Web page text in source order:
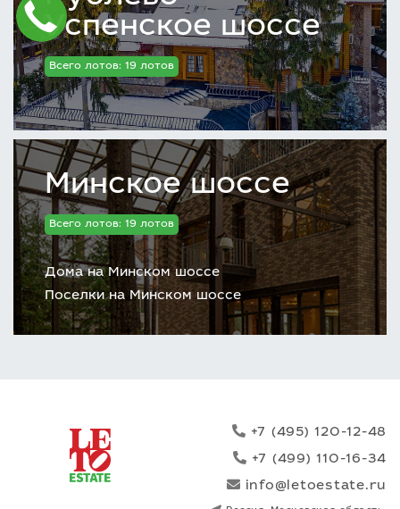
Успенское шоссе
Всего лотов: 19 лотов
Минское шоссе
Всего лотов: 19 лотов
Дома на Минском шоссе
Поселки на Минском шоссе
+7 (495) 120-12-48
+7 (499) 110-16-34
info@letoestate.ru